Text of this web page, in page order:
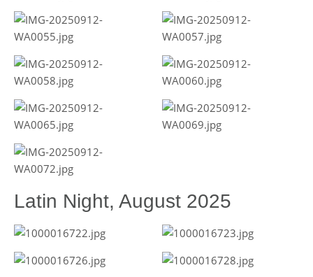
Latin Night, August 2025